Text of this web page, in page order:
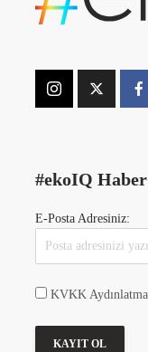
#ekoIQ
E-Posta Adresiniz:
KVKK